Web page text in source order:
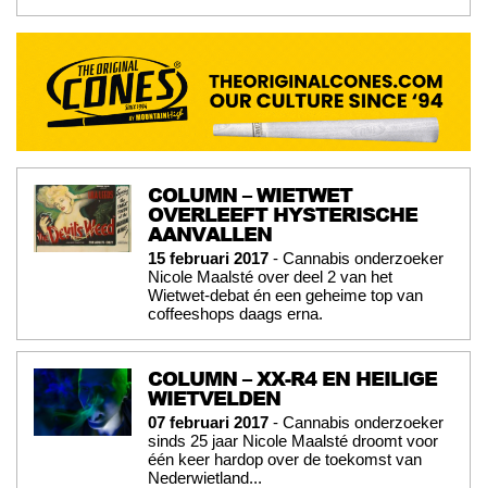
COLUMN – WIETWET
OVERLEEFT HYSTERISCHE
AANVALLEN
15 februari 2017 - Cannabis onderzoeker
Nicole Maalsté over deel 2 van het
Wietwet-debat én een geheime top van
coffeeshops daags erna.
COLUMN – XX-R4 EN HEILIGE
WIETVELDEN
07 februari 2017 - Cannabis onderzoeker
sinds 25 jaar Nicole Maalsté droomt voor
één keer hardop over de toekomst van
Nederwietland...